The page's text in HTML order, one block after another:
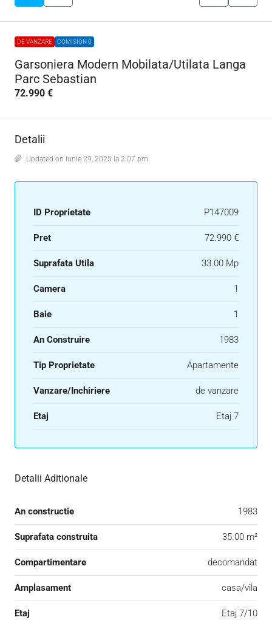
DE VANZARE COMISION 0
Garsoniera Modern Mobilata/Utilata Langa
Parc Sebastian
72.990 €
Detalii
Updated on iunie 29, 2025 la 2:07 pm
ID Proprietate P147009
Pret 72.990 €
Suprafata Utila 33.00 Mp
Camera 1
Baie 1
An Construire 1983
Tip Proprietate Apartamente
Vanzare/Inchiriere de vanzare
Etaj Etaj 7
Detalii Aditionale
An constructie 1983
Suprafata construita 35.00 m²
Compartimentare decomandat
Amplasament casa/vila
Etaj Etaj 7/10